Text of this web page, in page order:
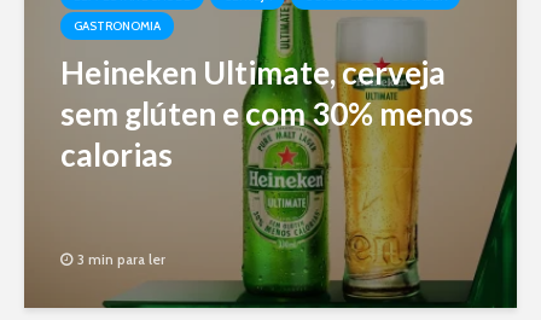
GASTRONOMIA
Heineken Ultimate, cerveja
sem glúten e com 30% menos
calorias
3 min para ler